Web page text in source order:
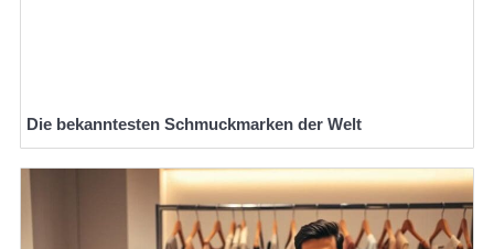
Die bekanntesten Schmuckmarken der Welt